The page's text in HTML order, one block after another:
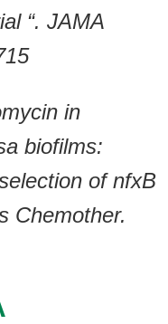
“. JAMA
in
biofilms:
of nfxB
Chemother.